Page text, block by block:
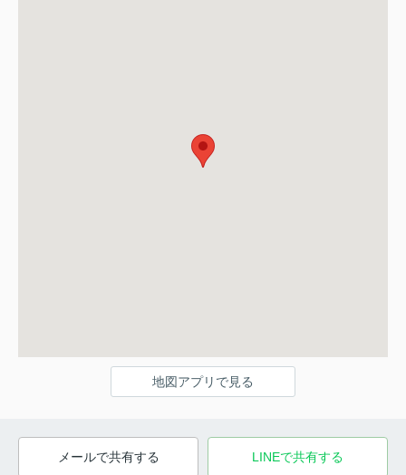
地図アプリで見る
メールで共有する LINEで共有する